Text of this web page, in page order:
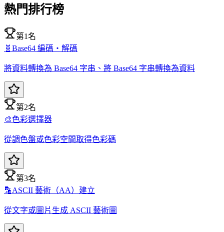
熱門排行榜
第1名
🧬 Base64 編碼・解碼
將資料轉換為 Base64 字串、將 Base64 字串轉換為資料
第2名
🎨色彩選擇器
從調色盤或色彩空間取得色彩碼
第3名
🔡ASCII 藝術（AA）建立
從文字或圖片生成 ASCII 藝術圖